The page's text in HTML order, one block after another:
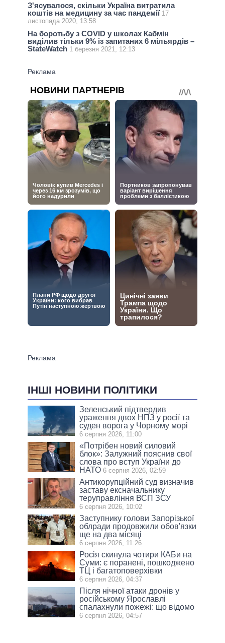
З'ясувалося, скільки Україна витратила
коштів на медицину за час пандемії 17
листопада 2020, 13:58
На боротьбу з COVID у школах Кабмін
виділив тільки 9% із запитаних 6 мільярдів –
StateWatch 1 березня 2021, 12:13
ІНШІ НОВИНИ ПОЛІТИКИ
Зеленський підтвердив
ураження двох НПЗ у росії та
суден ворога у Чорному морі
6 серпня 2026, 11:00
«Потрібен новий силовий
блок»: Залужний пояснив свої
слова про вступ України до
НАТО 6 серпня 2026, 02:59
Антикорупційний суд визначив
заставу ексначальнику
теруправління ВСП ЗСУ
6 серпня 2026, 10:02
Заступнику голови Запорізької
облради продовжили обов'язки
ще на два місяці
6 серпня 2026, 11:26
Росія скинула чотири КАБи на
Суми: є поранені, пошкоджено
ТЦ і багатоповерхівки
6 серпня 2026, 04:37
Після нічної атаки дронів у
російському Ярославлі
спалахнули пожежі: що відомо
6 серпня 2026, 04:57